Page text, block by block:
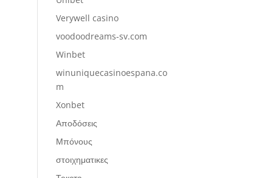
Verywell casino
voodoodreams-sv.com
Winbet
winuniquecasinoespana.co
m
Xonbet
Αποδόσεις
Μπόνους
στοιχηματικες